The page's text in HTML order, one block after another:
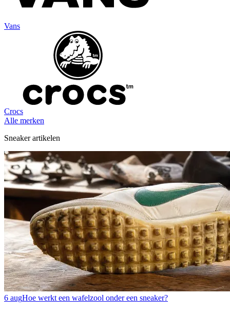
Vans
Crocs
Alle merken
Sneaker artikelen
6 augHoe werkt een wafelzool onder een sneaker?